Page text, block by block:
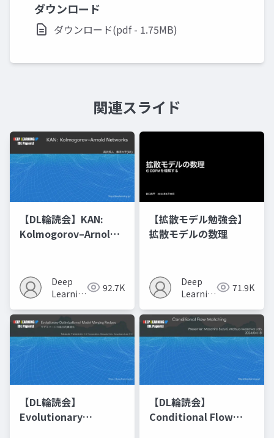
ダウンロード
ダウンロード(pdf - 1.75MB)
関連スライド
【DL輪読会】KAN:
Kolmogorov–Arnold
Deep
Learning
92.7K
【拡散モデル勉強会】
拡散モデルの数理
Deep
Learning
71.9K
【DL輪読会】
Evolutionary
【DL輪読会】
Conditional Flow